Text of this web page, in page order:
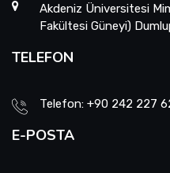
Akdeniz Üniversitesi
Fakültesi Güneyi)
TELEFON
Telefon: +90 242 227
E-POSTA